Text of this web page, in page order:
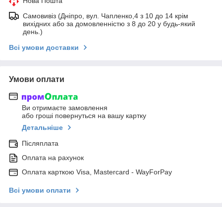
Самовивіз (Дніпро, вул. Чапленко,4 з 10 до 14 крім
вихідних або за домовленністю з 8 до 20 у будь-який
день.)
Всі умови доставки
Умови оплати
Ви отримаєте замовлення
або гроші повернуться на вашу картку
Детальніше
Післяплата
Оплата на рахунок
Оплата карткою Visa, Mastercard - WayForPay
Всі умови оплати